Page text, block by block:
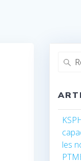
les